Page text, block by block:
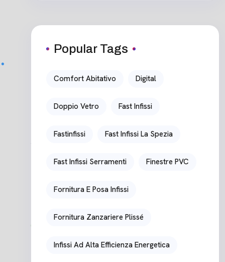
Popular Tags
Comfort Abitativo Digital
Doppio Vetro Fast Infissi
Fastinfissi Fast Infissi La Spezia
Fast Infissi Serramenti Finestre PVC
Fornitura E Posa Infissi
Fornitura Zanzariere Plissé
Infissi Ad Alta Efficienza Energetica